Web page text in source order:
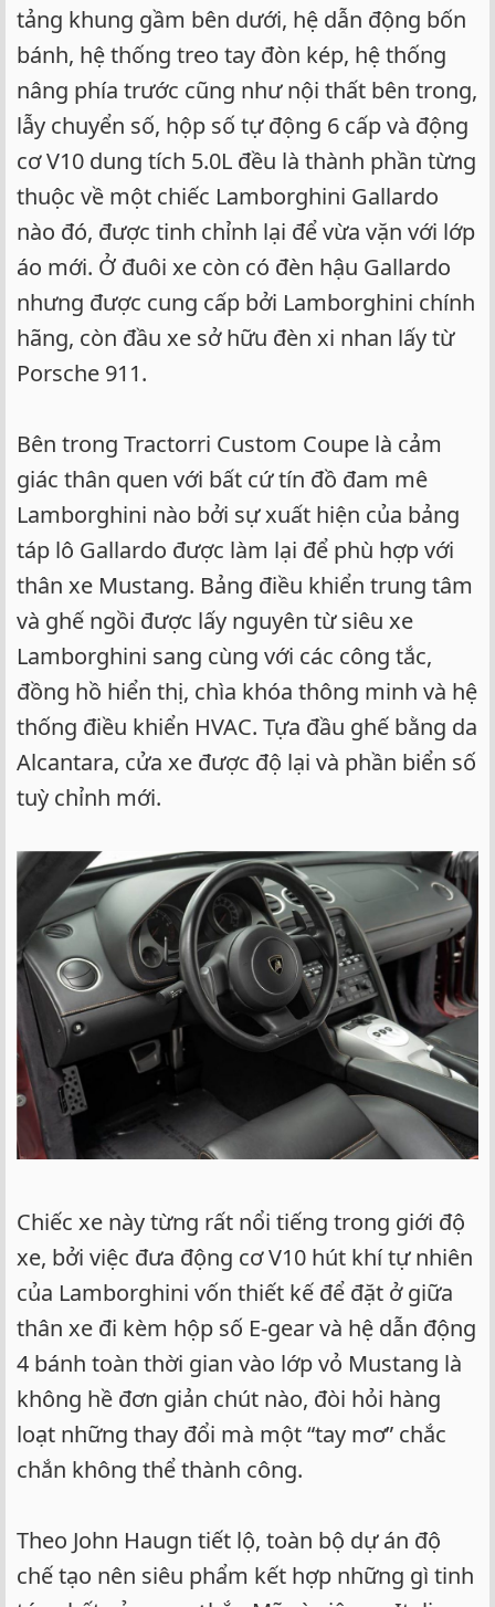
tảng khung gầm bên dưới, hệ dẫn động bốn
bánh, hệ thống treo tay đòn kép, hệ thống
nâng phía trước cũng như nội thất bên trong,
lẫy chuyển số, hộp số tự động 6 cấp và động
cơ V10 dung tích 5.0L đều là thành phần từng
thuộc về một chiếc Lamborghini Gallardo
nào đó, được tinh chỉnh lại để vừa vặn với lớp
áo mới. Ở đuôi xe còn có đèn hậu Gallardo
nhưng được cung cấp bởi Lamborghini chính
hãng, còn đầu xe sở hữu đèn xi nhan lấy từ
Porsche 911.
Bên trong Tractorri Custom Coupe là cảm
giác thân quen với bất cứ tín đồ đam mê
Lamborghini nào bởi sự xuất hiện của bảng
táp lô Gallardo được làm lại để phù hợp với
thân xe Mustang. Bảng điều khiển trung tâm
và ghế ngồi được lấy nguyên từ siêu xe
Lamborghini sang cùng với các công tắc,
đồng hồ hiển thị, chìa khóa thông minh và hệ
thống điều khiển HVAC. Tựa đầu ghế bằng da
Alcantara, cửa xe được độ lại và phần biển số
tuỳ chỉnh mới.
Chiếc xe này từng rất nổi tiếng trong giới độ
xe, bởi việc đưa động cơ V10 hút khí tự nhiên
của Lamborghini vốn thiết kế để đặt ở giữa
thân xe đi kèm hộp số E-gear và hệ dẫn động
4 bánh toàn thời gian vào lớp vỏ Mustang là
không hề đơn giản chút nào, đòi hỏi hàng
loạt những thay đổi mà một “tay mơ” chắc
chắn không thể thành công.
Theo John Haugn tiết lộ, toàn bộ dự án độ
chế tạo nên siêu phẩm kết hợp những gì tinh